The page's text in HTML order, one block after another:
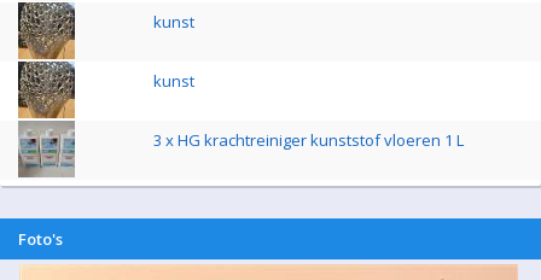
kunst
kunst
3 x HG krachtreiniger kunststof vloeren 1 L
Foto's